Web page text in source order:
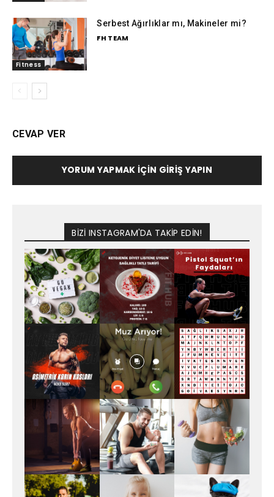
Fitness
Serbest Ağırlıklar mı, Makineler mi?
FH TEAM
CEVAP VER
YORUM YAPMAK İÇIN GIRIŞ YAPIN
BİZİ INSTAGRAM'DA TAKİP EDİN!